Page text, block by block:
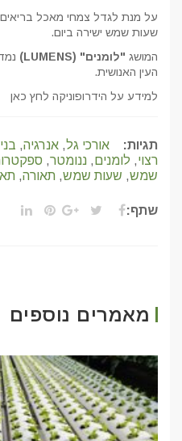
שעות שמש ישירה ביום.
המושג "לומנים" (LUMENS)
העין האנושית.
למידע על הידרופוניקה לחץ כאן
תגיות: אורכי גל, אנרגיה,
רצוי, לומנים, ננומטר,
שמש, שעות שמש, תאורה,
שתף:
מאמרים נוספים